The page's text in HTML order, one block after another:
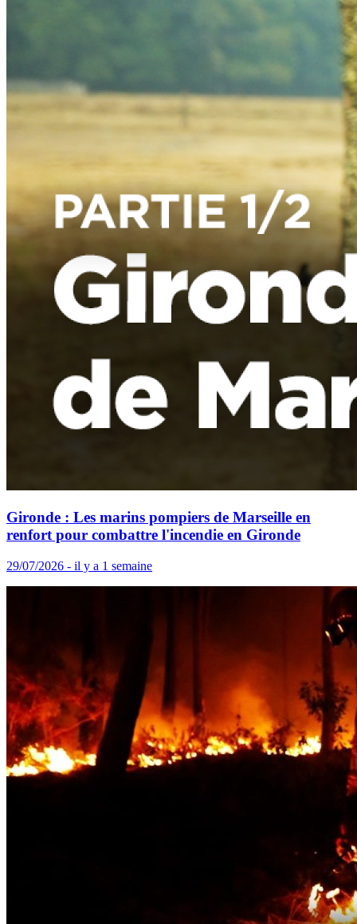
Gironde : Les marins pompiers de Marseille en
renfort pour combattre l'incendie en Gironde
29/07/2026 - il y a 1 semaine